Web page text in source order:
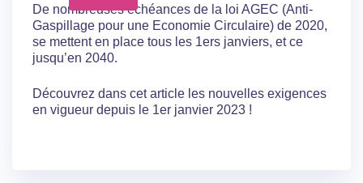
De nombreuses échéances de la loi AGEC (Anti-
Gaspillage pour une Economie Circulaire) de 2020,
se mettent en place tous les 1ers janviers, et ce
jusqu’en 2040.
Découvrez dans cet article les nouvelles exigences
en vigueur depuis le 1er janvier 2023 !